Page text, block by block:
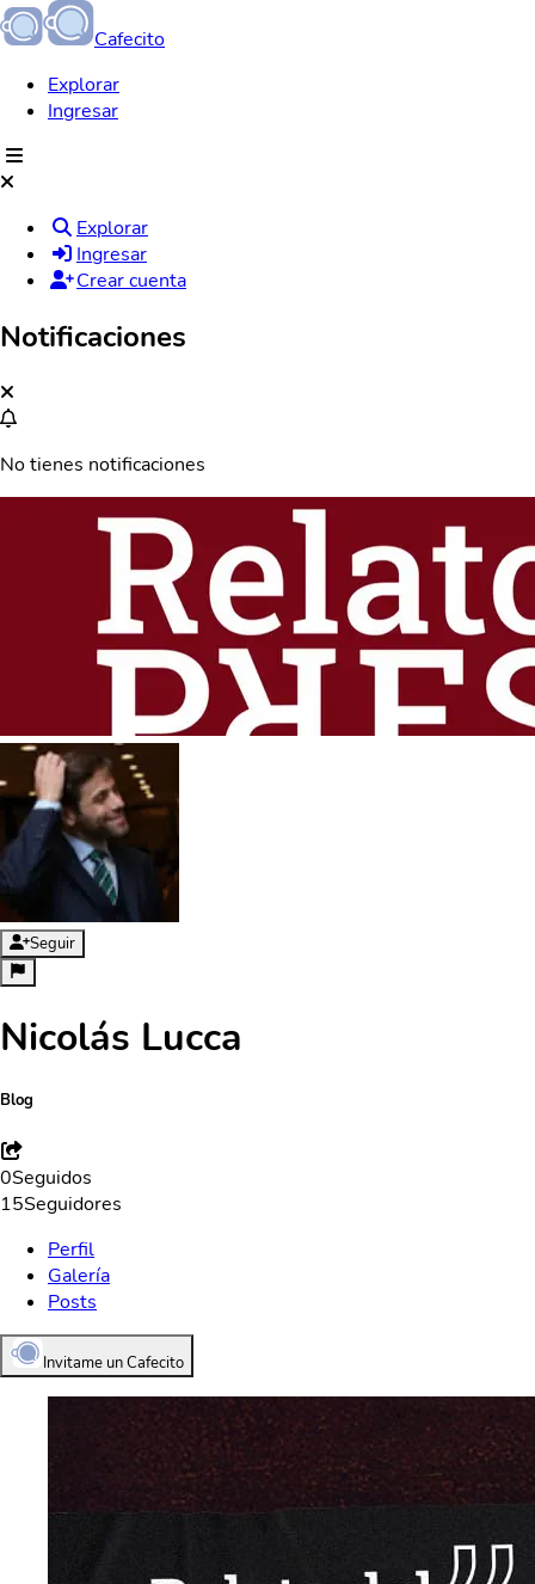
Cafecito
Explorar
Ingresar
Explorar
Ingresar
Crear cuenta
Notificaciones
No tienes notificaciones
Seguir
Nicolás Lucca
Blog
0Seguidos
15Seguidores
Perfil
Galería
Posts
Invitame un Cafecito